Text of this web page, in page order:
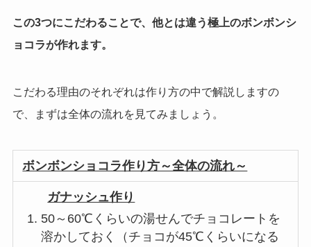
この3つにこだわることで、他とは違う極上のボンボンシ
ョコラが作れます。
こだわる理由のそれぞれは作り方の中で解説しますの
で、まずは全体の流れを見てみましょう。
ボンボンショコラ作り方～全体の流れ～
ガナッシュ作り
50～60℃くらいの湯せんでチョコレートを
溶かしておく（チョコが45℃くらいになる